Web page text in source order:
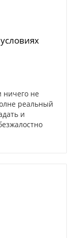
ничего не
реальный
и